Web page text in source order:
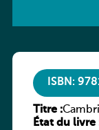
ISBN:
Titre :
État du livre